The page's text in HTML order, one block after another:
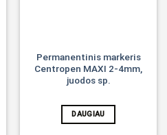
Permanentinis markeris
Centropen MAXI 2-4mm,
juodos sp.
DAUGIAU